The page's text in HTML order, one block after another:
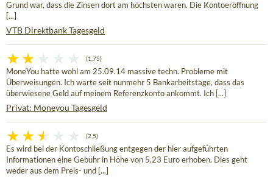
Grund war, dass die Zinsen dort am höchsten waren. Die Kontoeröffnung
[...]
VTB Direktbank Tagesgeld
(1,75)
MoneYou hatte wohl am 25.09.14 massive techn. Probleme mit
Überweisungen. Ich warte seit nunmehr 5 Bankarbeitstage, dass das
überwiesene Geld auf meinem Referenzkonto ankommt. Ich [...]
Privat: Moneyou Tagesgeld
(2,5)
Es wird bei der Kontoschließung entgegen der hier aufgeführten
Informationen eine Gebühr in Höhe von 5,23 Euro erhoben. Dies geht
weder aus dem Preis- und [...]